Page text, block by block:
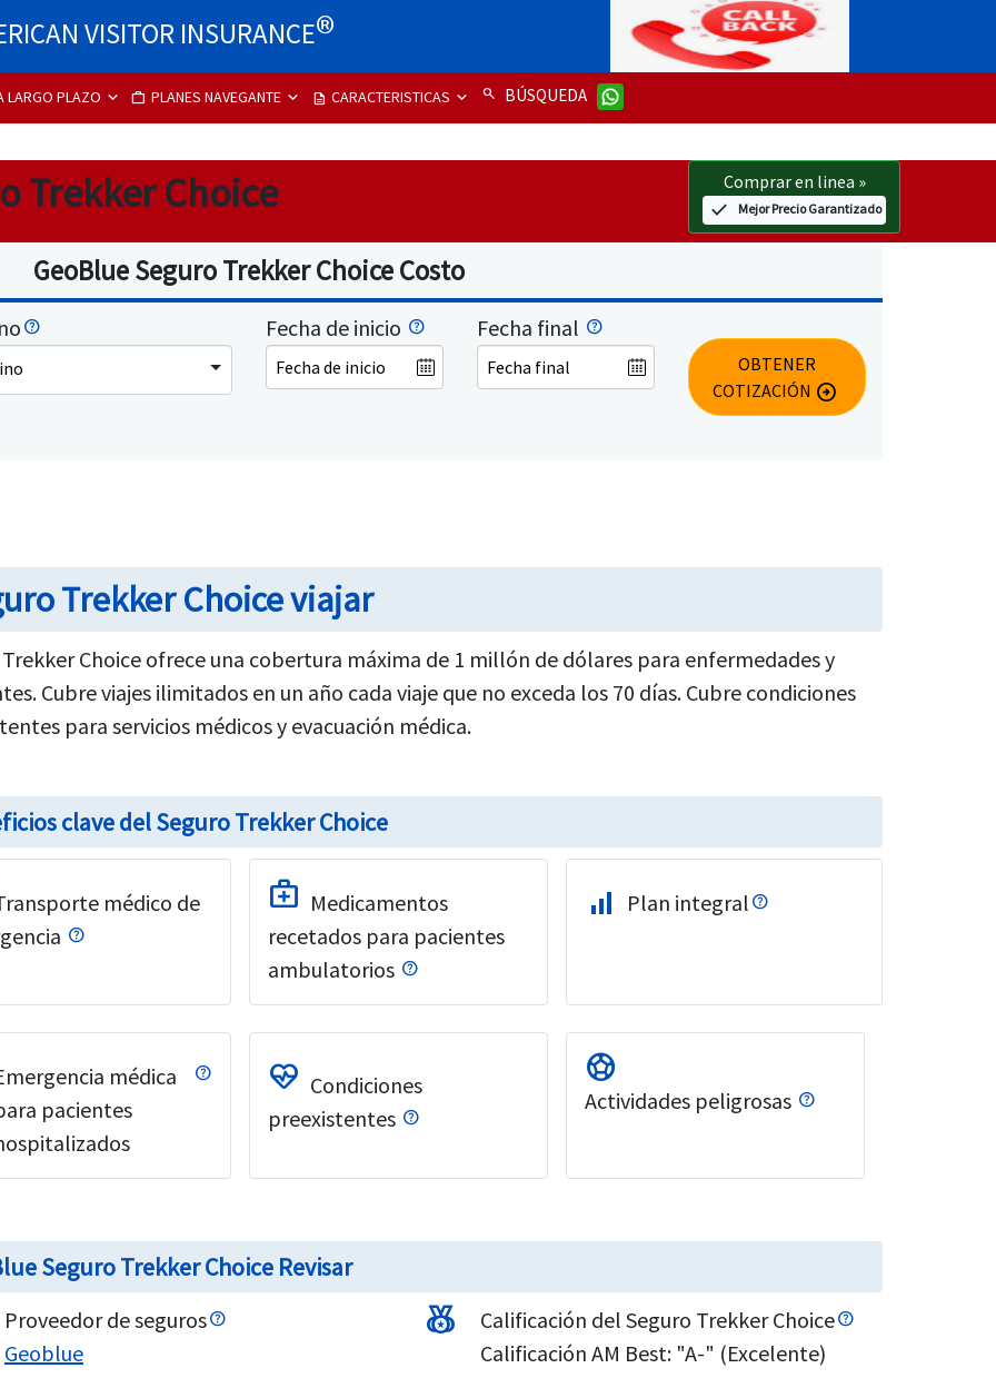
VISITOR INSURANCE®
LARGO PLAZO work PLANES NAVEGANTE description CARACTERISTICAS search BÚSQUEDA
Trekker Choice Comprar en linea »
check Mejor Precio Garantizado
GeoBlue Seguro Trekker Choice Costo
Fecha de inicio Fecha final
OBTENER
COTIZACIÓN arrow_circle_right
Trekker Choice viajar
Choice ofrece una cobertura máxima de 1 millón de dólares para enfermedades y
Cubre viajes ilimitados en un año cada viaje que no exceda los 70 días. Cubre condiciones
para servicios médicos y evacuación médica.
clave del Seguro Trekker Choice
médico de
medical_services Medicamentos
recetados para pacientes
ambulatorios
signal_cellular_alt Plan integral
médica
pacientes
ecg_heart Condiciones
preexistentes
sports_soccer
Actividades peligrosas
Seguro Trekker Choice Revisar
Proveedor de seguros
Geoblue
social_leaderboard
Calificación del Seguro Trekker Choice
Calificación AM Best: "A-" (Excelente)